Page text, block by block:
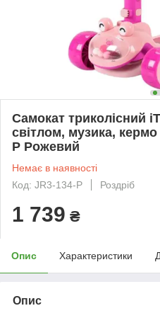
Самокат триколісний
світлом, музика,
P Рожевий
Немає в наявності
Код: JR3-134-P
Роздріб
1 739 ₴
Опис Характеристики
Опис